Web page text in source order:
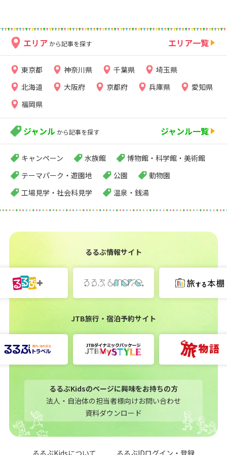
エリア から記事を探す エリア一覧
東京都 神奈川県 千葉県
埼玉県
北海道
大阪府 京都府 兵庫県
愛知県
福岡県
ジャンル から記事を探す ジャンル一覧
キャンペーン 水族館
博物館・科学館・美術館
テーマパーク・遊園地
公園
動物園
工場見学・社会科見学
温泉・銭湯
るるぶ情報サイト
JTB旅行・宿泊予約サイト
るるぶKidsのページに興味をお持ちの方
法人・自治体の担当者様向けお問い合わせ
資料ダウンロード
るるぶKidsについて るるぶIDログイン・登録